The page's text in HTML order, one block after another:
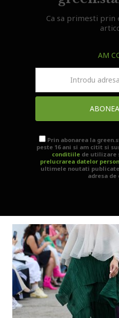
Ca sa primesti prin
AM
Prin abonarea la
peste 16 ani si am citit si
conditiilede utilizare
prelucrarea datelor
ultimele noutati
adresa